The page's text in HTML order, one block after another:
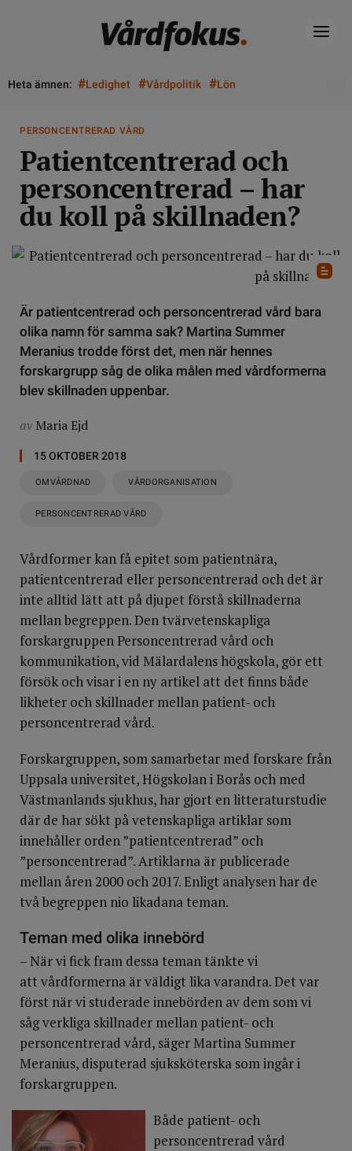
Heta ämnen: #Ledighet #Vårdpolitik #Lön
PERSONCENTRERAD VÅRD
Patientcentrerad och
personcentrerad – har
du koll på skillnaden?
Är patientcentrerad och personcentrerad vård bara
olika namn för samma sak? Martina Summer
Meranius trodde först det, men när hennes
forskargrupp såg de olika målen med vårdformerna
blev skillnaden uppenbar.
av Maria Ejd
15 OKTOBER 2018
OMVÅRDNAD VÅRDORGANISATION
PERSONCENTRERAD VÅRD
Vårdformer kan få epitet som patientnära,
patientcentrerad eller personcentrerad och det är
inte alltid lätt att på djupet förstå skillnaderna
mellan begreppen. Den tvärvetenskapliga
forskargruppen Personcentrerad vård och
kommunikation, vid Mälardalens högskola, gör ett
försök och visar i en ny artikel att det finns både
likheter och skillnader mellan patient- och
personcentrerad vård.
Forskargruppen, som samarbetar med forskare från
Uppsala universitet, Högskolan i Borås och med
Västmanlands sjukhus, har gjort en litteraturstudie
där de har sökt på vetenskapliga artiklar som
innehåller orden ”patientcentrerad” och
”personcentrerad”. Artiklarna är publicerade
mellan åren 2000 och 2017. Enligt analysen har de
två begreppen nio likadana teman.
Teman med olika innebörd
– När vi fick fram dessa teman tänkte vi
att vårdformerna är väldigt lika varandra. Det var
först när vi studerade innebörden av dem som vi
såg verkliga skillnader mellan patient- och
personcentrerad vård, säger Martina Summer
Meranius, disputerad sjuksköterska som ingår i
forskargruppen.
Både patient- och
personcentrerad vård